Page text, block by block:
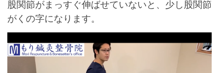
股関節がまっすぐ伸ばせていないと、少し股関節
がくの字になります。